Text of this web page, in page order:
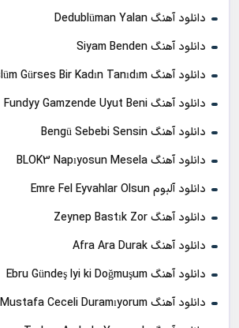
دانلود آهنگ Dedublüman Yalan
دانلود آهنگ Siyam Benden
دانلود آهنگ Müslüm Gürses Bir Kadın Tanıdım
دانلود آهنگ Fundyy Gamzende Uyut Beni
دانلود آهنگ Bengü Sebebi Sensin
دانلود آهنگ BLOK3 Napıyosun Mesela
دانلود آلبوم Emre Fel Eyvahlar Olsun
دانلود آهنگ Zeynep Bastık Zor
دانلود آهنگ Afra Ara Durak
دانلود آهنگ Ebru Gündeş Iyi ki Doğmuşum
دانلود آهنگ Merve Özbey & Mustafa Ceceli Duramıyorum